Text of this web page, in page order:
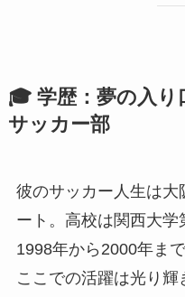
🎓 学歴：夢の入り
サッカー部
彼のサッカー人生は大
ート。高校は関西大学
1998年から2000年ま
ここでの活躍は光り